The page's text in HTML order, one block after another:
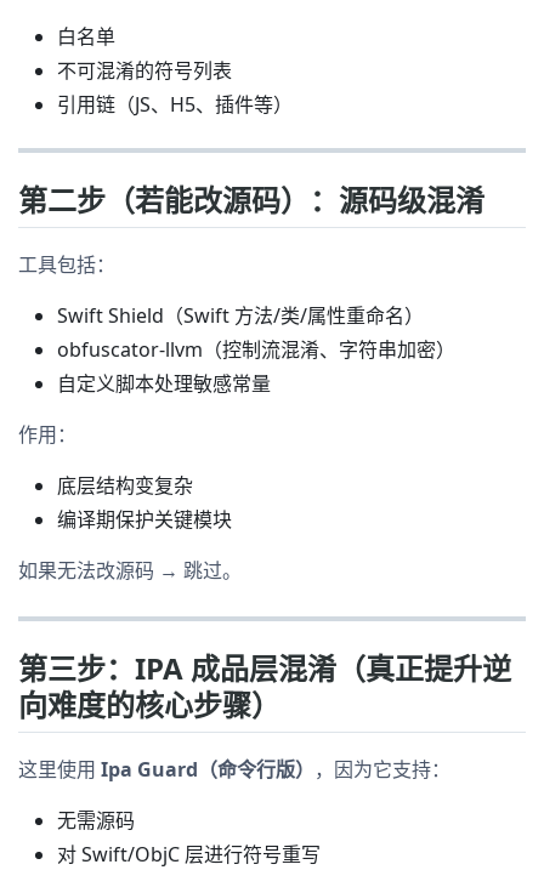
白名单
不可混淆的符号列表
引用链（JS、H5、插件等）
第二步（若能改源码）：源码级混淆
工具包括：
Swift Shield（Swift 方法/类/属性重命名）
obfuscator-llvm（控制流混淆、字符串加密）
自定义脚本处理敏感常量
作用：
底层结构变复杂
编译期保护关键模块
如果无法改源码 → 跳过。
第三步：IPA 成品层混淆（真正提升逆
向难度的核心步骤）
这里使用 Ipa Guard（命令行版） ，因为它支持：
无需源码
对 Swift/ObjC 层进行符号重写